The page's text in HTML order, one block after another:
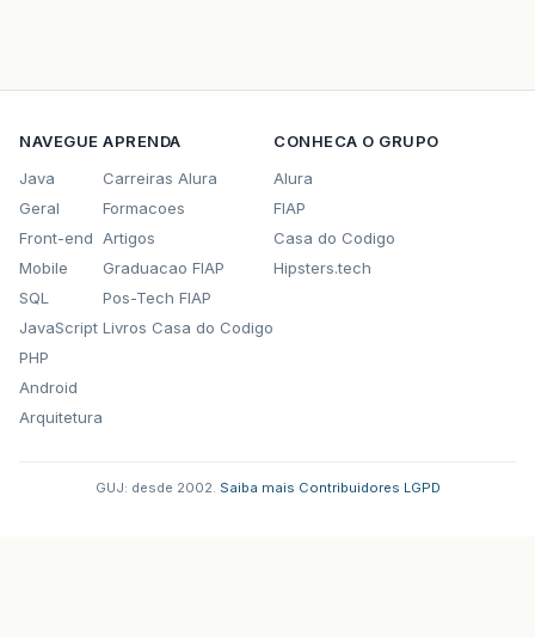
NAVEGUE
Java
Geral
Front-end
Mobile
SQL
JavaScript
PHP
Android
Arquitetura
APRENDA
Carreiras Alura
Formacoes
Artigos
Graduacao FIAP
Pos-Tech FIAP
Livros Casa do Codigo
CONHECA O GRUPO
Alura
FIAP
Casa do Codigo
Hipsters.tech
GUJ: desde 2002. Saiba mais Contribuidores LGPD